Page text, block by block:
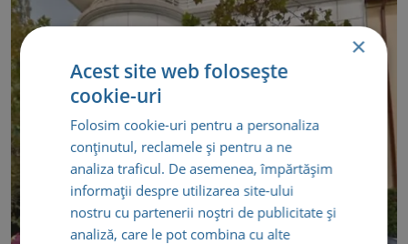
×
Acest site web folosește
cookie-uri
Folosim cookie-uri pentru a personaliza
conținutul, reclamele și pentru a ne
analiza traficul. De asemenea, împărtășim
informații despre utilizarea site-ului
nostru cu partenerii noștri de publicitate și
analiză, care le pot combina cu alte